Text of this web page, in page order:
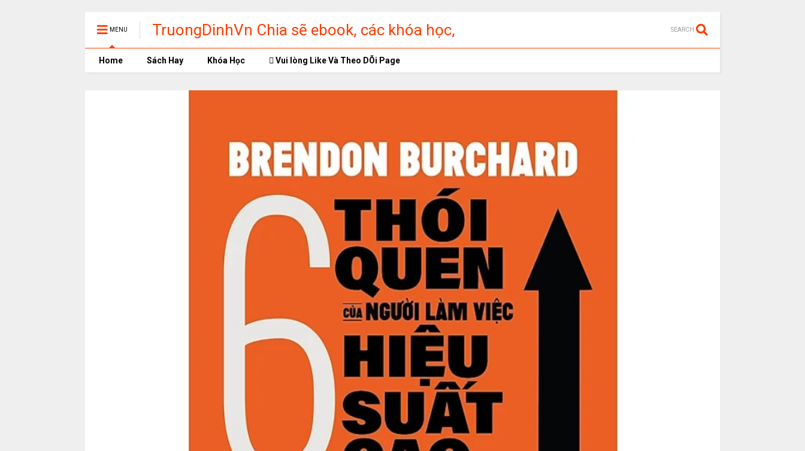
MENU
TruongDinhVn Chia sẽ ebook, các khóa học,
phần mềm học tập miễn phí
SEARCH
Home Sách Hay Khóa Học Vui lòng Like Và Theo DÕi Page